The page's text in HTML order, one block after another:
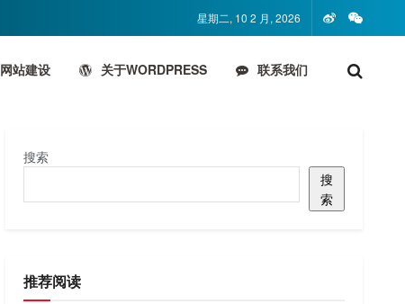
星期二, 10 2 月, 2026
网站建设 关于WORDPRESS 联系我们
搜索
搜
索
推荐阅读